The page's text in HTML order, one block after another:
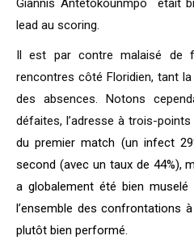
Giannis Antetokounmpo était
lead au scoring.
Il est par contre malaisé de
rencontres côté Floridien, tant
des absences. Notons
défaites, l’adresse à trois-
du premier match (un infect
second (avec un taux de 44%),
a globalement été bien
l’ensemble des confrontations à
plutôt bien performé.